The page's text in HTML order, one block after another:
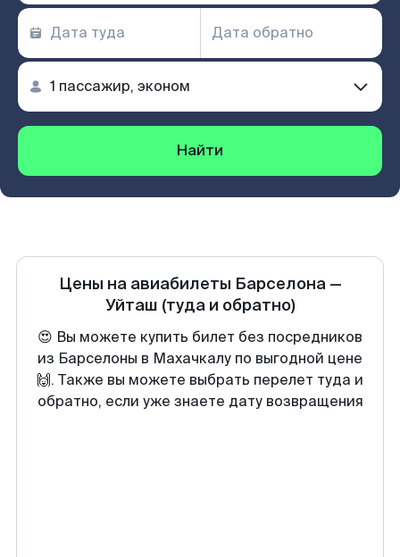
Найти
Цены на авиабилеты Барселона—
Уйташ (туда и обратно)
😍 Вы можете купить билет без посредников
из Барселоны в Махачкалу по выгодной цене
🙌. Также вы можете выбрать перелет туда и
обратно, если уже знаете дату возвращения